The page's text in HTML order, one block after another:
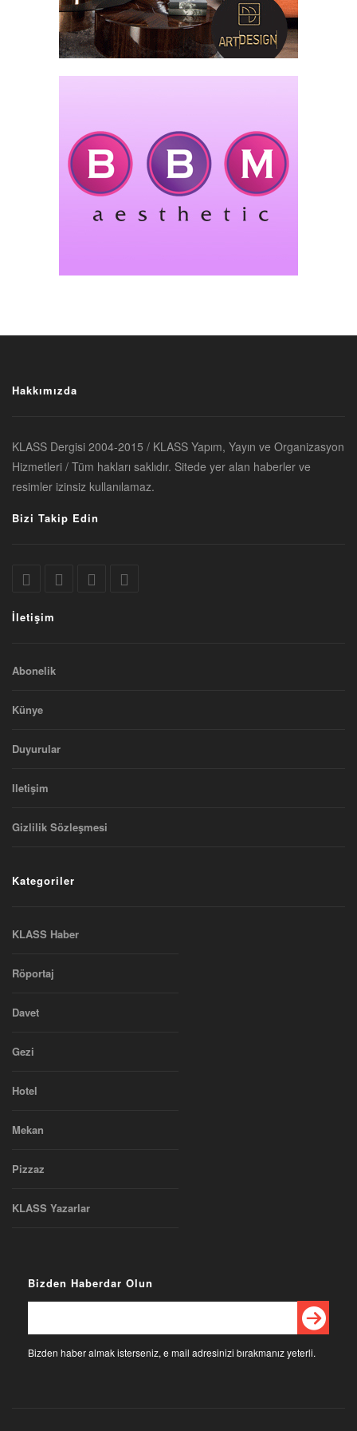
Hakkımızda
KLASS Dergisi 2004-2015 / KLASS Yapım, Yayın ve Organizasyon
Hizmetleri / Tüm hakları saklıdır. Sitede yer alan haberler ve
resimler izinsiz kullanılamaz.
Bizi Takip Edin
İletişim
Abonelik
Künye
Duyurular
Iletişim
Gizlilik Sözleşmesi
Kategoriler
KLASS Haber
Röportaj
Davet
Gezi
Hotel
Mekan
Pizzaz
KLASS Yazarlar
Bizden Haberdar Olun
Bizden haber almak isterseniz, e mail adresinizi bırakmanız yeterli.